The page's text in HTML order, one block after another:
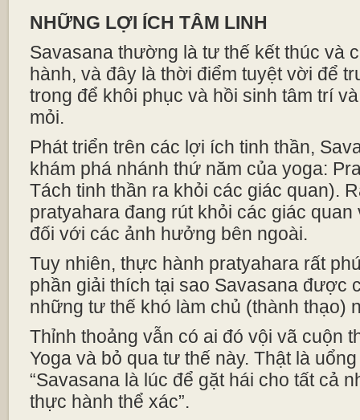
NHỮNG LỢI ÍCH TÂM LINH
Savasana thường là tư thế kết thúc và
hành, và đây là thời điểm tuyệt vời để
trong để khôi phục và hồi sinh tâm trí
mỏi.
Phát triển trên các lợi ích tinh thần,
khám phá nhánh thứ năm của yoga:
Tách tinh thần ra khỏi các giác quan).
pratyahara đang rút khỏi các giác
đối với các ảnh hưởng bên ngoài.
Tuy nhiên, thực hành pratyahara rất
phần giải thích tại sao Savasana được
những tư thế khó làm chủ (thành thạo)
Thỉnh thoảng vẫn có ai đó vội vã cuộn
Yoga và bỏ qua tư thế này. Thật là
“Savasana là lúc để gặt hái cho tất cả
thực hành thể xác”.